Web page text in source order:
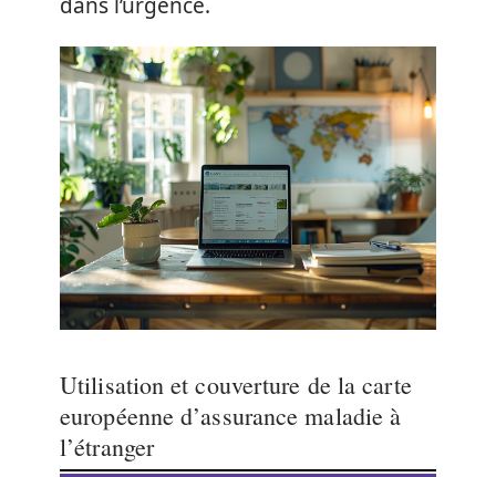
Utilisation et couverture de la carte
européenne d’assurance maladie à
l’étranger